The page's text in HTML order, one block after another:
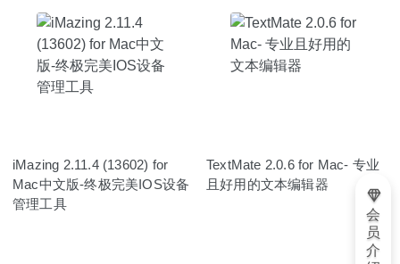
iMazing 2.11.4 (13602) for
Mac中文版-终极完美IOS设备
管理工具
TextMate 2.0.6 for Mac- 专业
且好用的文本编辑器
会
员
介